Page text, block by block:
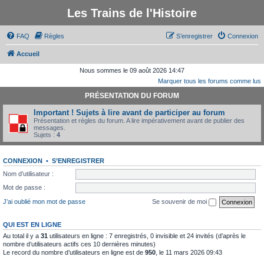
Les Trains de l'Histoire
FAQ Règles Connexion
S’enregistrer
Accueil
Nous sommes le 09 août 2026 14:47
Marquer tous les forums comme lus
PRÉSENTATION DU FORUM
Important ! Sujets à lire avant de participer au forum
Présentation et règles du forum. A lire impérativement avant de publier des
messages.
Sujets : 4
CONNEXION • S’ENREGISTRER
Nom d’utilisateur :
Mot de passe :
J’ai oublié mon mot de passe
Se souvenir de moi
QUI EST EN LIGNE
Au total il y a 31 utilisateurs en ligne : 7 enregistrés, 0 invisible et 24 invités (d’après le
nombre d’utilisateurs actifs ces 10 dernières minutes)
Le record du nombre d’utilisateurs en ligne est de 950 , le 11 mars 2026 09:43